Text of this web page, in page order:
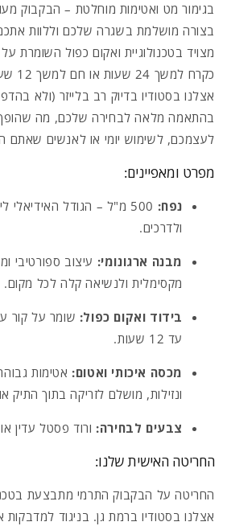
בגימור מט ואטימות מוחלטת – הבקבוק
בצורה מושלמת בשגרה שלכם וללוות
מצויד בטכנולוגיית ואקום כפול
כקרח למשך 24 שעות או חם למשך 12 שעות.
אצלנו בסטודיו בדיוק רב בלייזר (ולא
בהתאמה מלאה לבחירה שלכם, מה
לעצמכם, לשימוש יומי או לאנשים שאתם
מפרט ומאפיינים:
נפח:
ולדרכים.
מבנה ארגונומי: עיצוב ספורטיבי
מקסימלית ולנשיאה קלה לכל מקום.
בידוד ואקום כפול:
עד 12 שעות.
מכסה איכותי ואטום:אטימות
ונזילות,מושלם לזריקה בתוך התיק או
צבעים לבחירה:ורוד פסטל עדין
החריטה האישית שלנו:
החריטה על הבקבוק התרמי מתבצעת
אצלנו בסטודיו ברמת גן. בניגוד למדבקות